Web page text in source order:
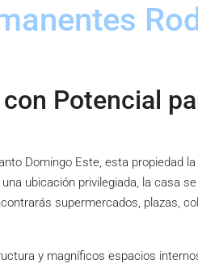
Potencial
Domingo Este, esta propiedad la
ubicación privilegiada, la casa
supermercados, plazas,
y magníficos espacios